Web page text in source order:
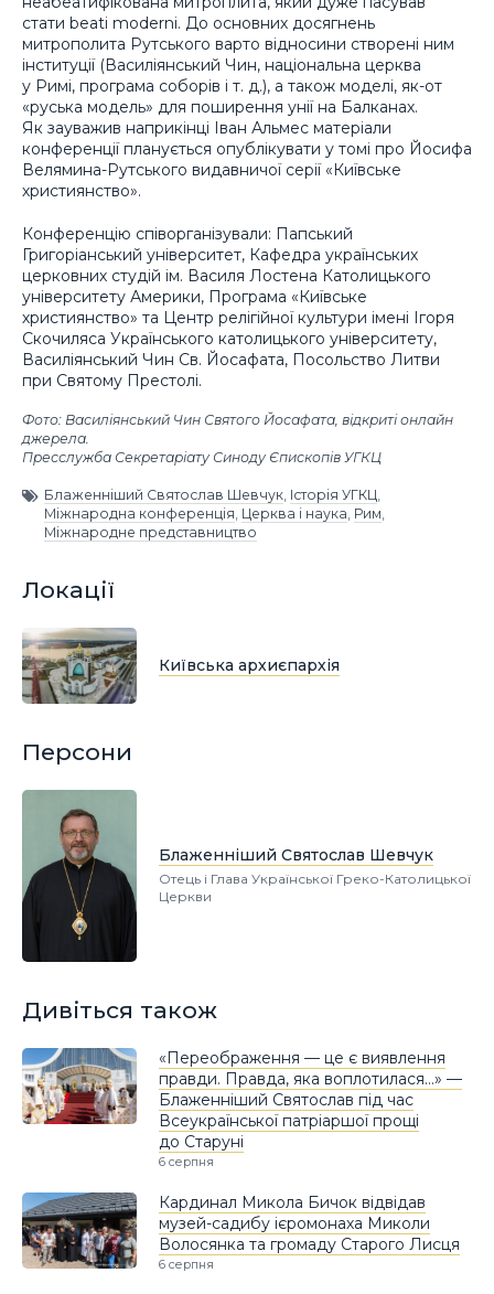
стати beati moderni. До основних досягнень
митрополита Рутського варто відносини створені ним
інституції (Василіянський Чин, національна церква
у Римі, програма соборів і т. д.), а також моделі, як-от
«руська модель» для поширення унії на Балканах.
Як зауважив наприкінці Іван Альмес матеріали
конференції планується опублікувати у томі про Йосифа
Велямина-Рутського видавничої серії «Київське
християнство».
Конференцію співорганізували: Папський
Григоріанський університет, Кафедра українських
церковних студій ім. Василя Лостена Католицького
університету Америки, Програма «Київське
християнство» та Центр релігійної культури імені Ігоря
Скочиляса Українського католицького університету,
Василіянський Чин Св. Йосафата, Посольство Литви
при Святому Престолі.
Фото: Василіянський Чин Святого Йосафата, відкриті онлайн
джерела.
Пресслужба Секретаріату Синоду Єпископів УГКЦ
Блаженніший Святослав Шевчук, Історія УГКЦ,
Міжнародна конференція, Церква і наука, Рим,
Міжнародне представництво
Локації
Київська архиєпархія
Персони
Блаженніший Святослав Шевчук
Отець і Глава Української Греко-Католицької
Церкви
Дивіться також
«Переображення — це є виявлення
правди. Правда, яка воплотилася…» —
Блаженніший Святослав під час
Всеукраїнської патріаршої прощі
до Старуні
6 серпня
Кардинал Микола Бичок відвідав
музей-садибу ієромонаха Миколи
Волосянка та громаду Старого Лисця
6 серпня